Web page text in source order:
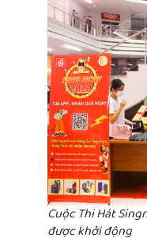
Cuộc Thi Hát
được khởi động